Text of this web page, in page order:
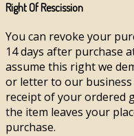
Right Of Rescission
You can revoke your
14 days after purchase
assume this right we
or letter to our
receipt of your ordered
the item leaves your
purchase.